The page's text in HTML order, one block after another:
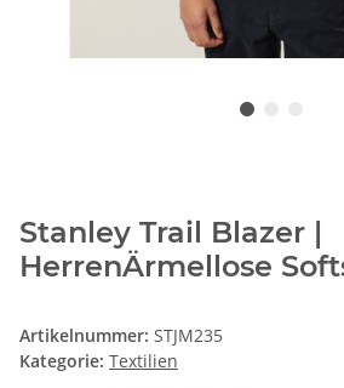
Stanley Trail Blazer |
HerrenÄrmellose
Artikelnummer: STJM235
Kategorie: Textilien